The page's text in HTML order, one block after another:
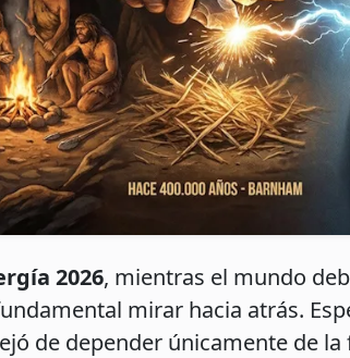
2026, mientras el mundo
mirar hacia atrás.
de depender únicamente de